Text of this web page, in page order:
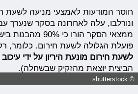
ונורלבו, עלה לאחרונה בסקר שנערך
ממצאי הסקר הורו
פועלת הגלולה לשעת חירום. כלומר, רק 10%
לשעת חירום מונעת היריון על ידי
הביצית יוצאת מהזקיק שבשחלה).
© shutterstock